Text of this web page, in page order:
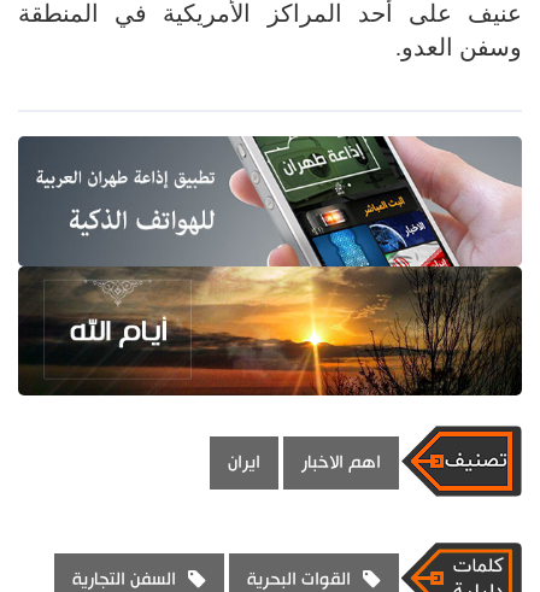
عنيف على أحد المراكز الأمريكية في المنطقة
وسفن العدو.
اهم الاخبار ايران
القوات البحرية السفن التجارية